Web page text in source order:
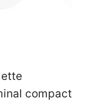
compact